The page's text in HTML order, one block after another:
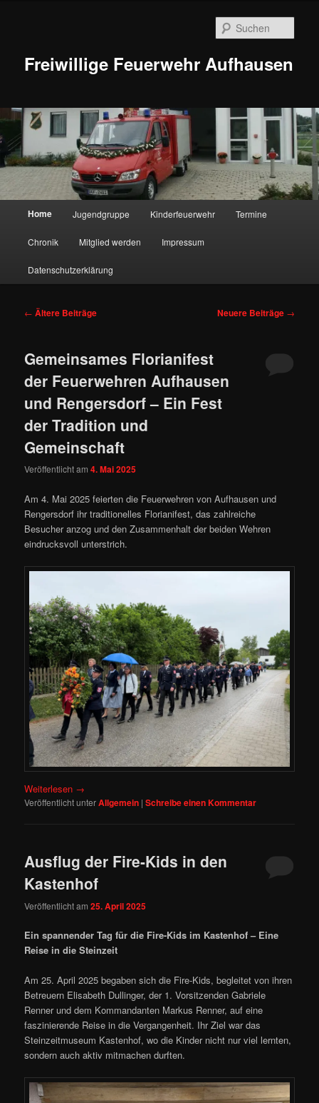
Freiwillige Feuerwehr Aufhausen
HauptmenüHome Jugendgruppe Kinderfeuerwehr Termine
Chronik Mitglied werden Impressum
Datenschutzerklärung
Beitragsnavigation
← Ältere Beiträge Neuere Beiträge →
Gemeinsames Florianifest
der Feuerwehren Aufhausen
und Rengersdorf – Ein Fest
der Tradition und
Gemeinschaft
Veröffentlicht am4. Mai 2025
Am 4. Mai 2025 feierten die Feuerwehren von Aufhausen und
Rengersdorf ihr traditionelles Florianifest, das zahlreiche
Besucher anzog und den Zusammenhalt der beiden Wehren
eindrucksvoll unterstrich.
Weiterlesen →
Veröffentlicht unterAllgemein |Schreibe einen Kommentar
Ausflug der Fire-Kids in den
Kastenhof
Veröffentlicht am25. April 2025
Ein spannender Tag für die Fire-Kids im Kastenhof – Eine
Reise in die Steinzeit
Am 25. April 2025 begaben sich die Fire-Kids, begleitet von ihren
Betreuern Elisabeth Dullinger, der 1. Vorsitzenden Gabriele
Renner und dem Kommandanten Markus Renner, auf eine
faszinierende Reise in die Vergangenheit. Ihr Ziel war das
Steinzeitmuseum Kastenhof, wo die Kinder nicht nur viel lernten,
sondern auch aktiv mitmachen durften.